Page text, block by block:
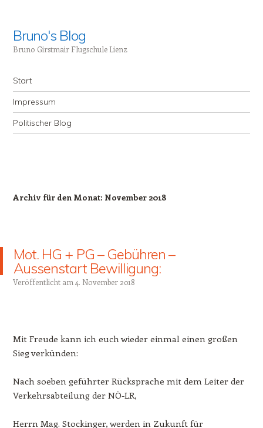
Bruno's Blog
Bruno Girstmair Flugschule Lienz
Menü
Zum Inhalt springen
Start
Impressum
Politischer Blog
Archiv für den Monat: November 2018
Mot. HG + PG – Gebühren –
Aussenstart Bewilligung:
Veröffentlicht am 4. November 2018
Mit Freude kann ich euch wieder einmal einen großen
Sieg verkünden:
Nach soeben geführter Rücksprache mit dem Leiter der
Verkehrsabteilung der NÖ-LR,
Herrn Mag. Stockinger, werden in Zukunft für